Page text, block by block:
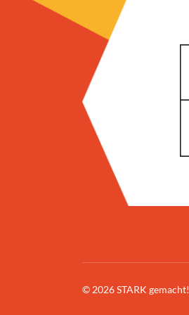
© 2026 STARK gemacht!